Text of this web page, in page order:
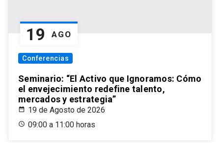
19 AGO
Conferencias
Seminario: “El Activo que Ignoramos: Cómo
el envejecimiento redefine talento,
mercados y estrategia”
19 de Agosto de 2026
09:00 a 11:00 horas